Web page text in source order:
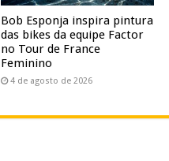
Bob Esponja inspira pintura
das bikes da equipe Factor
no Tour de France
Feminino
4 de agosto de 2026